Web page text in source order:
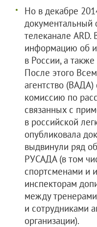
Но в декабре
телеканале
информацию об
в России, а
После этого
агентство
комиссию по
связанных с
в российской
опубликовала
выдвинули ряд
РУСАДА (в том
спортсменами и
инспекторам
между
и сотрудниками
организации).